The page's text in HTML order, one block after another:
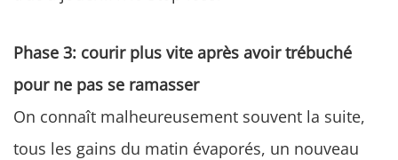
Phase 3: courir plus vite après avoir trébuché
pour ne pas se ramasser
On connaît malheureusement souvent la suite,
tous les gains du matin évaporés, un nouveau